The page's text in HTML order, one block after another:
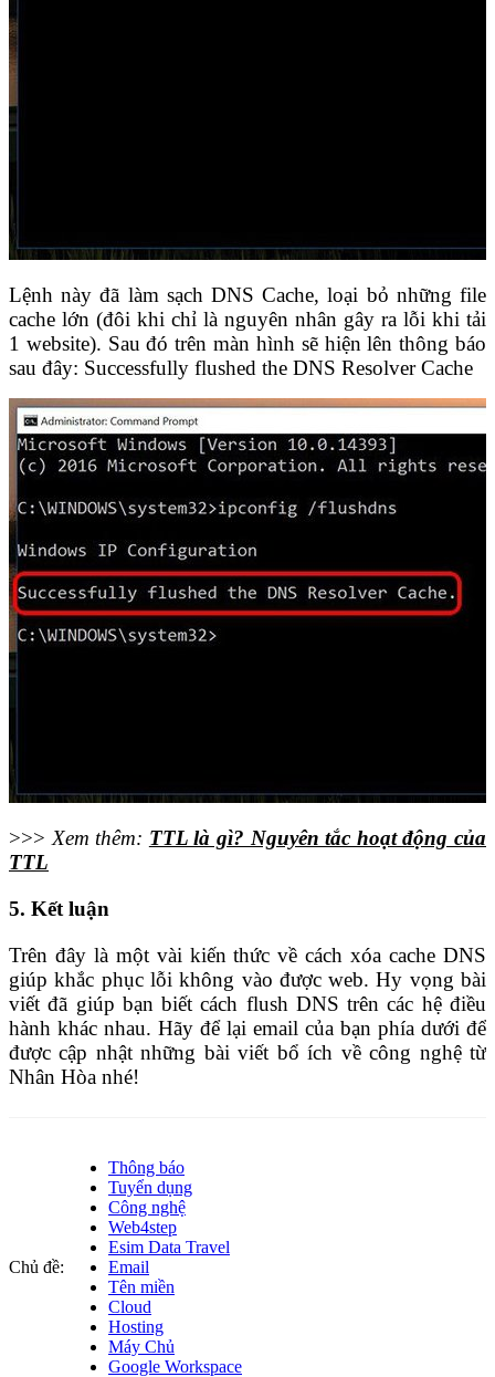
Lệnh này đã làm sạch DNS Cache, loại bỏ những file
cache lớn (đôi khi chỉ là nguyên nhân gây ra lỗi khi tải
1 website). Sau đó trên màn hình sẽ hiện lên thông báo
sau đây: Successfully flushed the DNS Resolver Cache
>>> Xem thêm: TTL là gì? Nguyên tắc hoạt động của
TTL
5. Kết luận
Trên đây là một vài kiến thức về cách xóa cache DNS
giúp khắc phục lỗi không vào được web. Hy vọng bài
viết đã giúp bạn biết cách flush DNS trên các hệ điều
hành khác nhau. Hãy để lại email của bạn phía dưới để
được cập nhật những bài viết bổ ích về công nghệ từ
Nhân Hòa nhé!
Chủ đề:
Thông báo
Tuyển dụng
Công nghệ
Web4step
Esim Data Travel
Email
Tên miền
Cloud
Hosting
Máy Chủ
Google Workspace